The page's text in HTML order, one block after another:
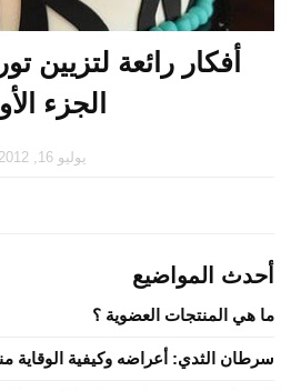
أفكار رائعة لتزيين
الجزء
يوليو 16, 2012
أحدث المواضيع
ما هي المنتجات العضوية ؟
سرطان الثدي: أعراضه وكيفية الوقاية